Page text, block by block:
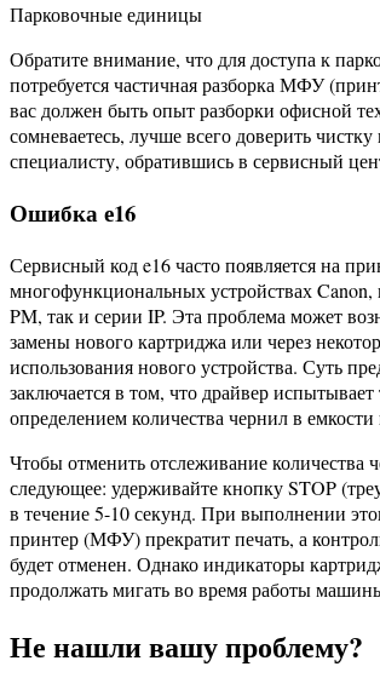
Парковочные единицы
Обратите внимание, что для доступа к
потребуется частичная разборка МФУ
вас должен быть опыт разборки офисной
сомневаетесь, лучше всего доверить чистку
специалисту, обратившись в сервисный
Ошибка е16
Сервисный код e16 часто появляется на
многофункциональных устройствах Canon,
PM, так и серии IP. Эта проблема может
замены нового картриджа или через
использования нового устройства. Суть
заключается в том, что драйвер испытывает
определением количества чернил в
Чтобы отменить отслеживание количества
следующее: удерживайте кнопку STOP
в течение 5-10 секунд. При выполнении
принтер (МФУ) прекратит печать, а
будет отменен. Однако индикаторы
продолжать мигать во время работы
Не нашли вашу проблему?